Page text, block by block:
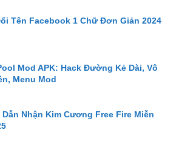
Tên Facebook 1 Chữ Đơn Giản 2024
Mod APK: Hack Đường Kẻ Dài, Vô
Menu Mod
Nhận Kim Cương Free Fire Miễn